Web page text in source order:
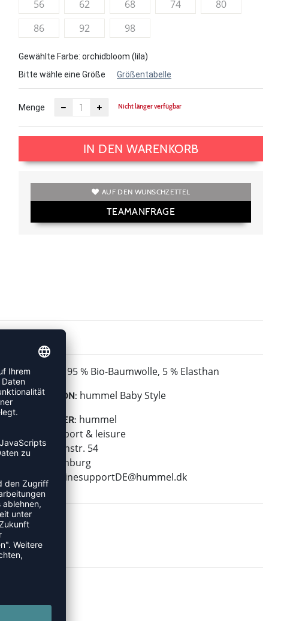
56 62 68 74
80
86
92 98
Gewählte Farbe: orchidbloom (lila)
Bitte wähle eine Größe
Größentabelle
Menge Nicht länger verfügbar
IN DEN WARENKORB
AUF DEN WUNSCHZETTEL
TEAMANFRAGE
MATERIAL: 95 % Bio-Baumwolle, 5 % Elasthan
KOLLEKTION: hummel Baby Style
HERSTELLER: hummel
hummel sport & leisure
Leverkusenstr. 54
22761 Hamburg
E-Mail:
onlinesupportDE@hummel.dk